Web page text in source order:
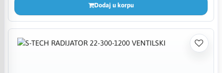
Dodaj u korpu